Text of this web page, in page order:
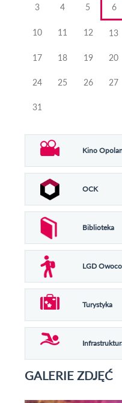
3 4 5 6
10 11 12 13
17 18 19 20
24 25 26 27
31
Kino
OCK
Biblioteka
LGD
Turystyka
GALERIE ZDJĘĆ